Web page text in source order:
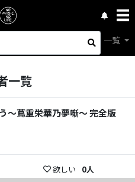
一覧
一覧
～蔦重栄華乃夢噺～ 完全版
欲しい 0人